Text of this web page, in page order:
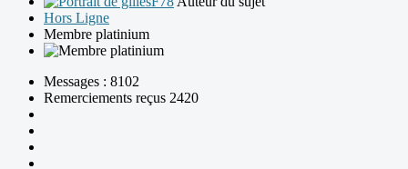
Hors Ligne
Membre platinium
Messages : 8102
Remerciements reçus 2420